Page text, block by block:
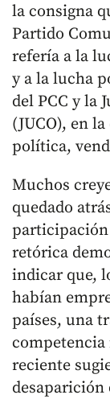
la consigna
Partido
refería a la
y a la lucha
del PCC y la
(JUCO), en
política,
Muchos
quedado
retórica
indicar que,
habían
países, una
reciente
desaparición